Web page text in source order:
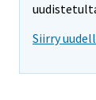
Siirry